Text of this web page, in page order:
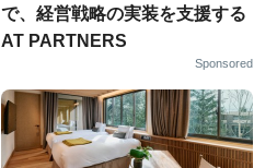
で、経営戦略の実装を支援する
AT PARTNERS
Sponsored